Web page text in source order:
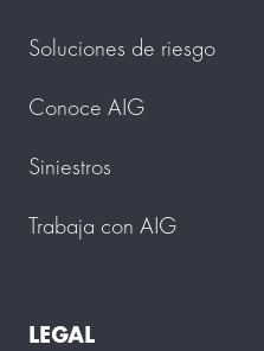
Soluciones de riesgo
Conoce AIG
Siniestros
Trabaja con AIG
LEGAL